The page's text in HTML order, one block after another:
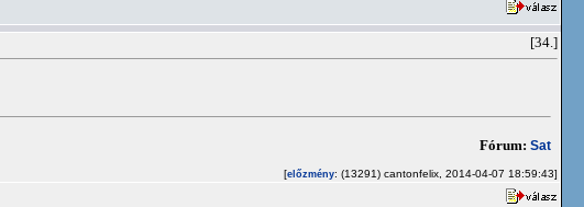
[34.]
Fórum: Sat
[előzmény: (13291) cantonfelix, 2014-04-07 18:59:43]